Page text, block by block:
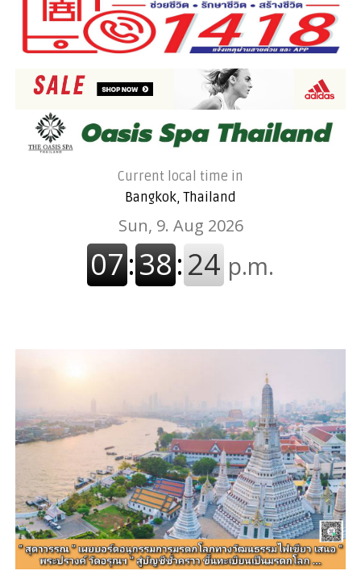
Current local time in
Bangkok, Thailand